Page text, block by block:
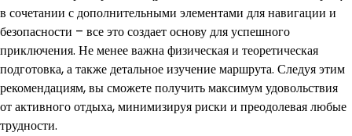
в сочетании с дополнительными элементами для навигации и
безопасности – все это создает основу для успешного
приключения. Не менее важна физическая и теоретическая
подготовка, а также детальное изучение маршрута. Следуя этим
рекомендациям, вы сможете получить максимум удовольствия
от активного отдыха, минимизируя риски и преодолевая любые
трудности.